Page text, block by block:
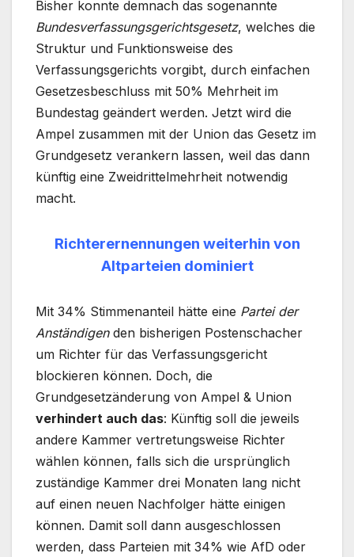
Bisher konnte demnach das sogenannte
Bundesverfassungsgerichtsgesetz, welches die
Struktur und Funktionsweise des
Verfassungsgerichts vorgibt, durch einfachen
Gesetzesbeschluss mit 50% Mehrheit im
Bundestag geändert werden. Jetzt wird die
Ampel zusammen mit der Union das Gesetz im
Grundgesetz verankern lassen, weil das dann
künftig eine Zweidrittelmehrheit notwendig
macht.
Richterernennungen weiterhin von
Altparteien dominiert
Mit 34% Stimmenanteil hätte eine Partei der
Anständigenden bisherigen Postenschacher
um Richter für das Verfassungsgericht
blockieren können. Doch, die
Grundgesetzänderung von Ampel & Union
verhindert auch das: Künftig soll die jeweils
andere Kammer vertretungsweise Richter
wählen können, falls sich die ursprünglich
zuständige Kammer drei Monaten lang nicht
auf einen neuen Nachfolger hätte einigen
können. Damit soll dann ausgeschlossen
werden, dass Parteien mit 34% wie AfD oder